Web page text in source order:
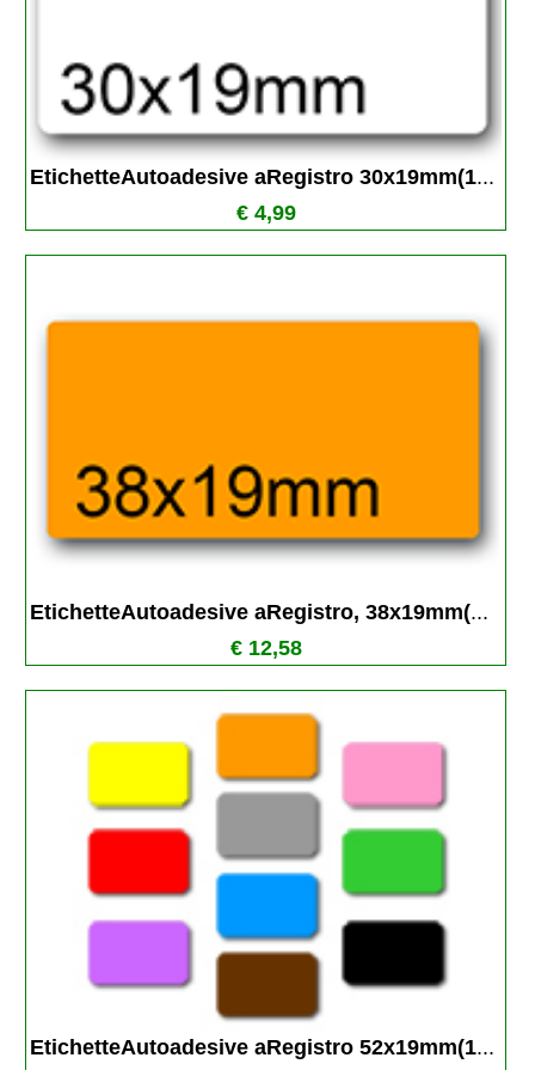
EtichetteAutoadesive aRegistro 30x19mm(1...
€ 4,99
EtichetteAutoadesive aRegistro, 38x19mm(...
€ 12,58
EtichetteAutoadesive aRegistro 52x19mm(1...